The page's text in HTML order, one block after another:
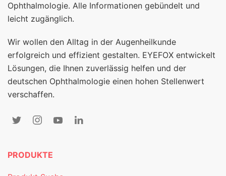
Ophthalmologie. Alle Informationen gebündelt und
leicht zugänglich.
Wir wollen den Alltag in der Augenheilkunde
erfolgreich und effizient gestalten. EYEFOX entwickelt
Lösungen, die Ihnen zuverlässig helfen und der
deutschen Ophthalmologie einen hohen Stellenwert
verschaffen.
PRODUKTE